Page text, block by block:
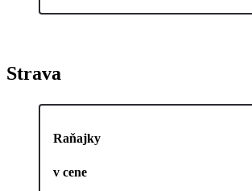
Strava
Raňajky
v cene